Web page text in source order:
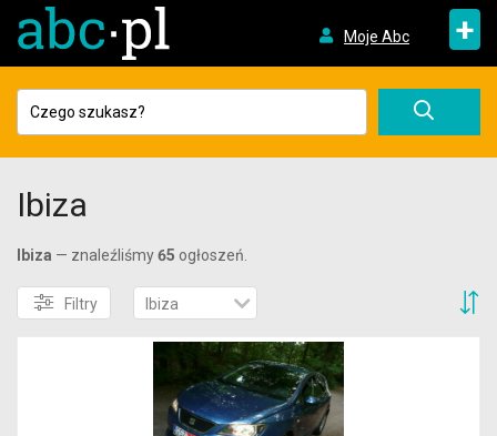
Moje Abc +
Ibiza
Ibiza — znaleźliśmy65 ogłoszeń.
Filtry Ibiza